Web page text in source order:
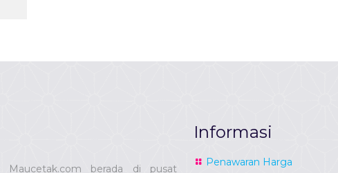
berada di pusat
Informasi
Penawaran Harga